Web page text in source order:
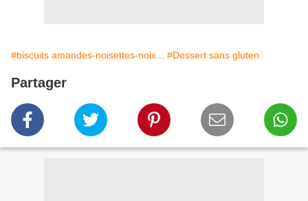
#biscuits amandes-noisettes-noix... #Dessert sans gluten
Partager